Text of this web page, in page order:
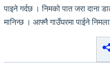
पाइने गर्दछ । निमको पात जरा
मानिन्छ । आफ्नै गाउँघरमा पाईने